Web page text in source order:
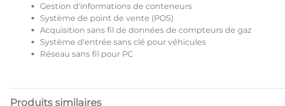
Gestion d'informations de conteneurs
Système de point de vente (POS)
Acquisition sans fil de données de compteurs de gaz
Système d'entrée sans clé pour véhicules
Réseau sans fil pour PC
Produits similaires